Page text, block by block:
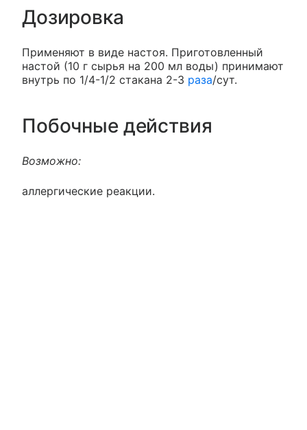
Дозировка
Применяют в виде настоя. Приготовленный
настой (10 г сырья на 200 мл воды) принимают
внутрь по 1/4-1/2 стакана 2-3 раза/сут.
Побочные действия
Возможно:
аллергические реакции.